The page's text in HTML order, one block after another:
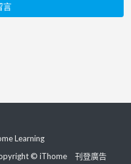
言
Learning
© iThome
刊登廣告